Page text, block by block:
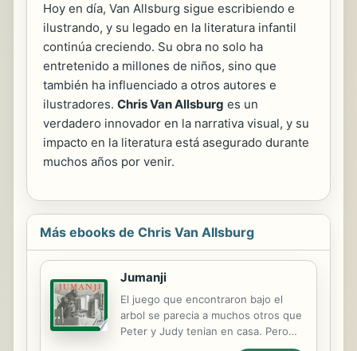
Hoy en día, Van Allsburg sigue escribiendo e
ilustrando, y su legado en la literatura infantil
continúa creciendo. Su obra no solo ha
entretenido a millones de niños, sino que
también ha influenciado a otros autores e
ilustradores. Chris Van Allsburg es un
verdadero innovador en la narrativa visual, y su
impacto en la literatura está asegurado durante
muchos años por venir.
Más ebooks de Chris Van Allsburg
Jumanji
El juego que encontraron bajo el
arbol se parecia a muchos otros que
Peter y Judy tenian en casa. Pero
estaban aburridos e inquietos, en